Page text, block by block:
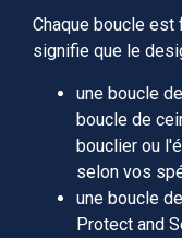
Chaque boucle est
signifie que le
une boucle
boucle de
bouclier ou
selon vos
une boucle
Protect and